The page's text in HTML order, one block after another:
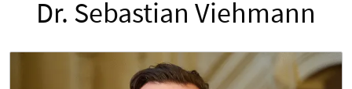
Dr. Sebastian Viehmann